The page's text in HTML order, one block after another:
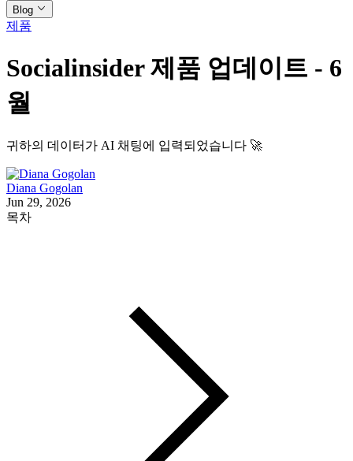
Blog
제품
Socialinsider 제품 업데이트 - 6
월
귀하의 데이터가 AI 채팅에 입력되었습니다 🚀
Diana Gogolan
Jun 29, 2026
목차